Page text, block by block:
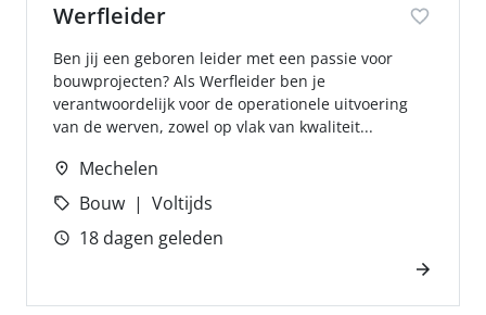
Werfleider
Ben jij een geboren leider met een passie voor
bouwprojecten? Als Werfleider ben je
verantwoordelijk voor de operationele uitvoering
van de werven, zowel op vlak van kwaliteit...
Mechelen
Bouw
Voltijds
18 dagen geleden